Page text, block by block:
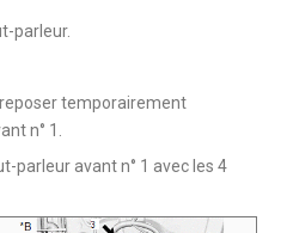
parleur.
temporairement
n° 1.
parleur avant n° 1 avec les 4